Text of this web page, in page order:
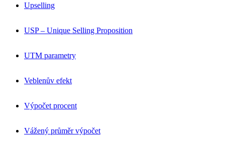
Upselling
USP – Unique Selling Proposition
UTM parametry
Veblenův efekt
Výpočet procent
Vážený průměr výpočet